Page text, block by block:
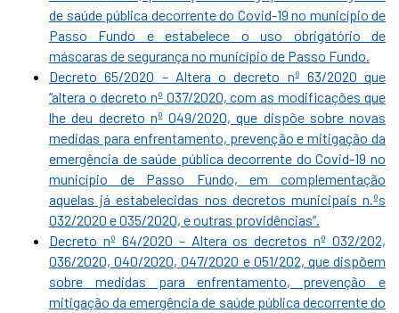
de saúde pública decorrente do Covid-19 no município de
Passo Fundo e estabelece o uso obrigatório de
máscaras de segurança no município de Passo Fundo.
Decreto 65/2020 – Altera o decreto nº 63/2020 que
“altera o decreto nº 037/2020, com as modificações que
lhe deu decreto nº 049/2020, que dispõe sobre novas
medidas para enfrentamento, prevenção e mitigação da
emergência de saúde pública decorrente do Covid-19 no
município de Passo Fundo, em complementação
aquelas já estabelecidas nos decretos municipais n.ºs
032/2020 e 035/2020, e outras providências”.
Decreto nº 64/2020 – Altera os decretos nº 032/202,
036/2020, 040/2020, 047/2020 e 051/202, que dispõem
sobre medidas para enfrentamento, prevenção e
mitigação da emergência de saúde pública decorrente do